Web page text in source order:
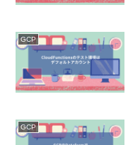
GCP
GCP